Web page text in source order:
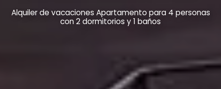
Alquiler de vacaciones Apartamento para 4 personas
con 2 dormitorios y 1 baños